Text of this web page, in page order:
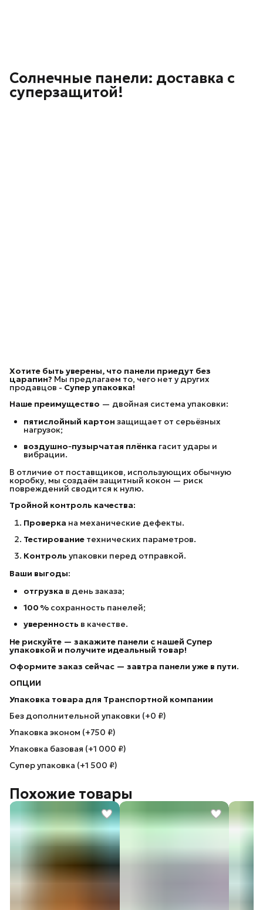
Солнечные панели: доставка с
суперзащитой!
Хотите быть уверены, что панели приедут без
царапин? Мы предлагаем то, чего нет у других
продавцов - Супер упаковка!
Наше преимущество — двойная система упаковки:
пятислойный картон защищает от серьёзных
нагрузок;
воздушно‑пузырчатая плёнка гасит удары и
вибрации.
В отличие от поставщиков, использующих обычную
коробку, мы создаём защитный кокон — риск
повреждений сводится к нулю.
Тройной контроль качества:
Проверка на механические дефекты.
Тестирование технических параметров.
Контроль упаковки перед отправкой.
Ваши выгоды:
отгрузка в день заказа;
100 % сохранность панелей;
уверенность в качестве.
Не рискуйте — закажите панели с нашей Супер
упаковкой и получите идеальный товар!
Оформите заказ сейчас — завтра панели уже в пути.
ОПЦИИ
Упаковка товара для Транспортной компании
Без дополнительной упаковки (+0 ₽)
Упаковка эконом (+750 ₽)
Упаковка базовая (+1 000 ₽)
Супер упаковка (+1 500 ₽)
Похожие товары